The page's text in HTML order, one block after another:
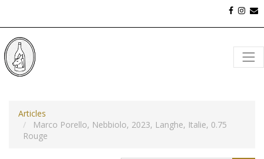
Articles
Marco Porello, Nebbiolo, 2023, Langhe, Italie, 0.75
Rouge